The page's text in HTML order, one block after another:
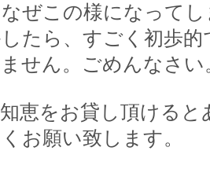
ぜこの様になって
たら、すごく初歩
せん。ごめんなさい
恵をお貸し頂けると
お願い致します。